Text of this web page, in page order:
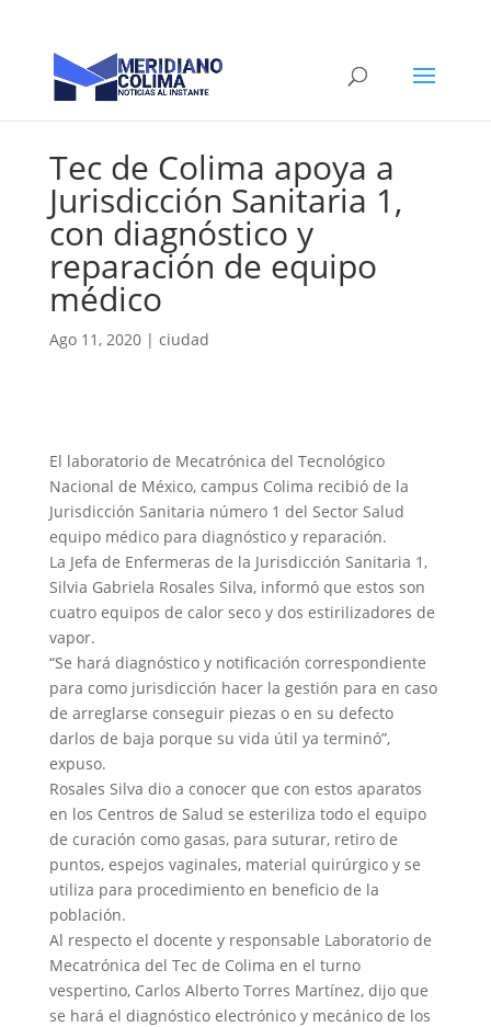
Tec de Colima apoya a
Jurisdicción Sanitaria 1,
con diagnóstico y
reparación de equipo
médico
Ago 11, 2020| ciudad
El laboratorio de Mecatrónica del Tecnológico
Nacional de México, campus Colima recibió de la
Jurisdicción Sanitaria número 1 del Sector Salud
equipo médico para diagnóstico y reparación.
La Jefa de Enfermeras de la Jurisdicción Sanitaria 1,
Silvia Gabriela Rosales Silva, informó que estos son
cuatro equipos de calor seco y dos estirilizadores de
vapor.
“Se hará diagnóstico y notificación correspondiente
para como jurisdicción hacer la gestión para en caso
de arreglarse conseguir piezas o en su defecto
darlos de baja porque su vida útil ya terminó”,
expuso.
Rosales Silva dio a conocer que con estos aparatos
en los Centros de Salud se esteriliza todo el equipo
de curación como gasas, para suturar, retiro de
puntos, espejos vaginales, material quirúrgico y se
utiliza para procedimiento en beneficio de la
población.
Al respecto el docente y responsable Laboratorio de
Mecatrónica del Tec de Colima en el turno
vespertino, Carlos Alberto Torres Martínez, dijo que
se hará el diagnóstico electrónico y mecánico de los